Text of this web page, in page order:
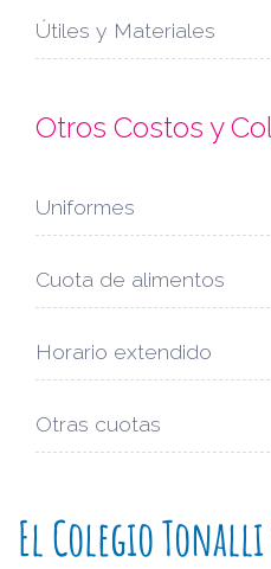
Útiles y Materiales
Otros Costos y
Uniformes
Cuota de alimentos
Horario extendido
Otras cuotas
El Colegio